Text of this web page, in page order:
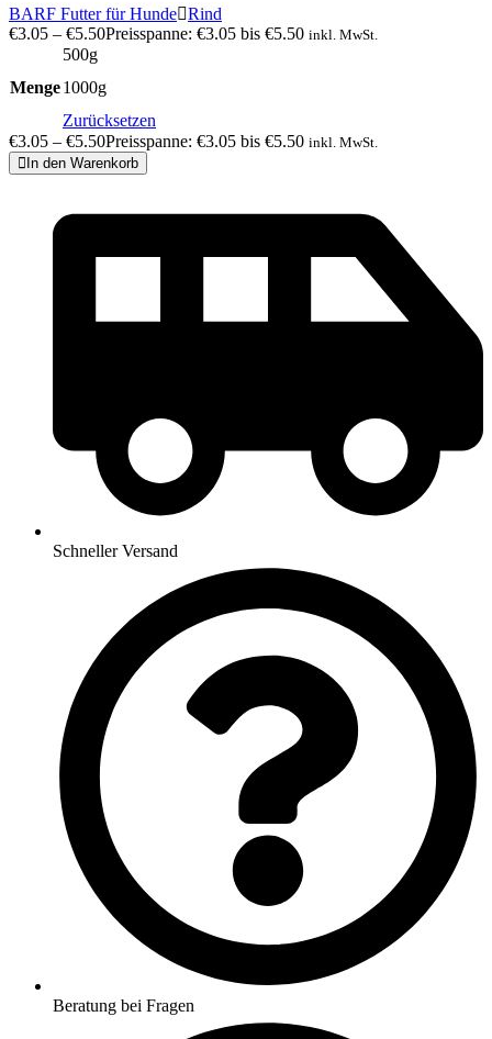
BARF Futter für Hunde Rind
€3.05 – €5.50Preisspanne: €3.05 bis €5.50 inkl. MwSt.
Menge
500g
1000g
Zurücksetzen
€3.05 – €5.50Preisspanne: €3.05 bis €5.50 inkl. MwSt.
In den Warenkorb
Schneller Versand
Beratung bei Fragen